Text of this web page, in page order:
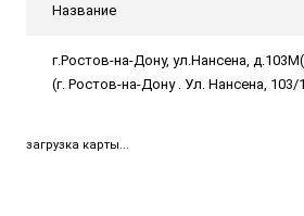
Название
г.Ростов-на-Дону, ул.Нансена,
(г. Ростов-на-Дону . Ул. Нансена, 103/
загрузка карты...